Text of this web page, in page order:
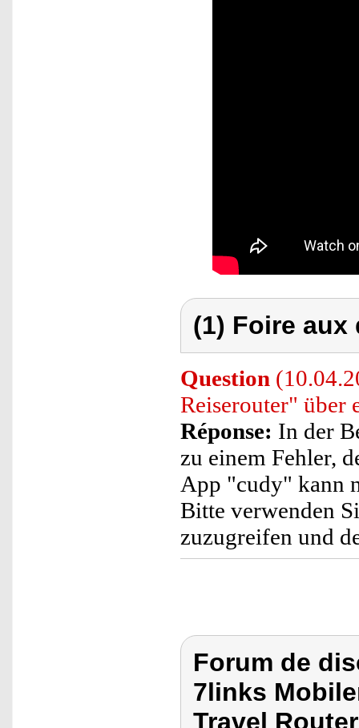
(1) Foire
Question
Reiserouter" über
Réponse: In der
zu einem Fehler,
App "cudy" kann
Bitte verwenden
zuzugreifen und
Forum de
7links
Travel